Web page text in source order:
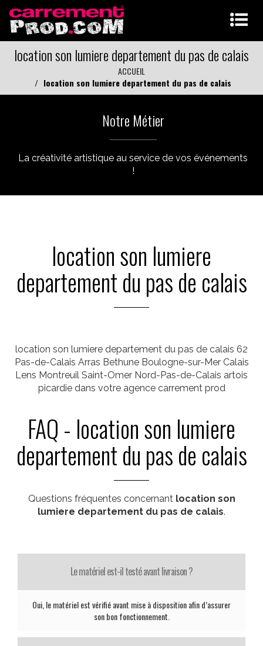
location son lumiere departement du pas de calais
ACCUEIL
location son lumiere departement du pas de calais
Notre Métier
La créativité artistique au service de vos événements
!
location son lumiere
departement du pas de calais
location son lumiere departement du pas de calais 62
Pas-de-Calais Arras Bethune Boulogne-sur-Mer Calais
Lens Montreuil Saint-Omer Nord-Pas-de-Calais artois
picardie dans votre agence carrement prod
FAQ - location son lumiere
departement du pas de calais
Questions fréquentes concernant location son
lumiere departement du pas de calais.
Le matériel est-il testé avant livraison ?
Oui, le matériel est vérifié avant mise à disposition afin d’assurer
son bon fonctionnement.